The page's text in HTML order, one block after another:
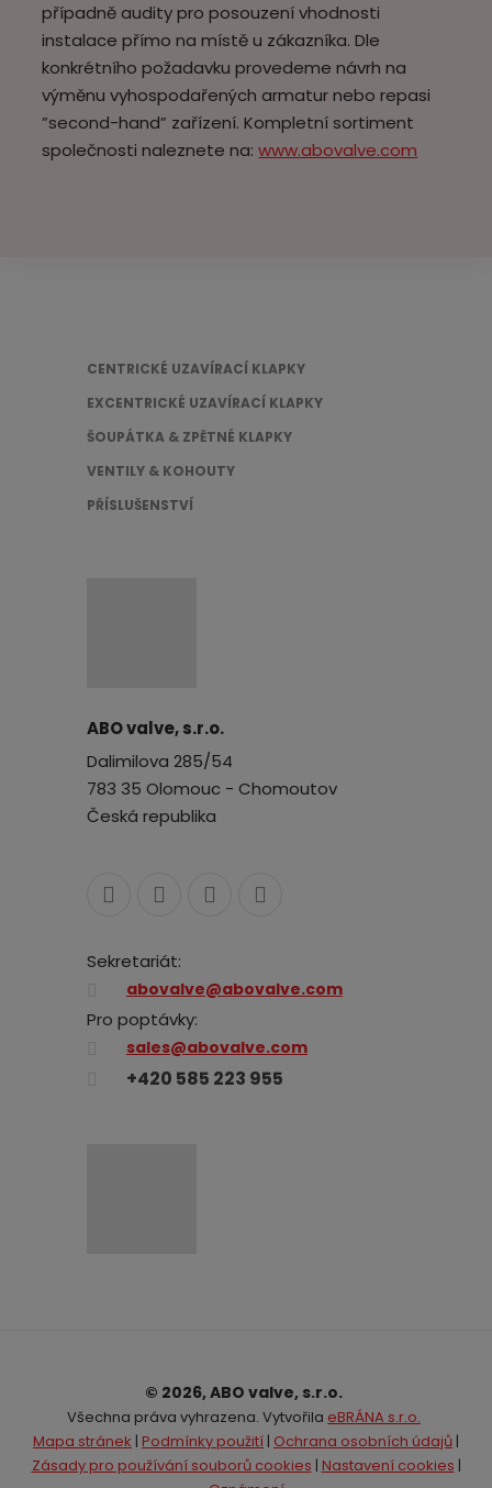
případně audity pro posouzení vhodnosti
instalace přímo na místě u zákazníka. Dle
konkrétního požadavku provedeme návrh na
výměnu vyhospodařených armatur nebo repasi
”second-hand” zařízení. Kompletní sortiment
společnosti naleznete na:www.abovalve.com
CENTRICKÉ UZAVÍRACÍ KLAPKY
EXCENTRICKÉ UZAVÍRACÍ KLAPKY
ŠOUPÁTKA & ZPĚTNÉ KLAPKY
VENTILY & KOHOUTY
PŘÍSLUŠENSTVÍ
ABO valve, s.r.o.
Dalimilova 285/54
783 35 Olomouc - Chomoutov
Česká republika
Sekretariát:
abovalve@abovalve.com
Pro poptávky:
sales@abovalve.com
+420 585 223 955
© 2026, ABO valve, s.r.o.
Všechna práva vyhrazena. Vytvořila eBRÁNA s.r.o.
Mapa stránek | Podmínky použití | Ochrana osobních údajů |
Zásady pro používání souborů cookies | Nastavení cookies |